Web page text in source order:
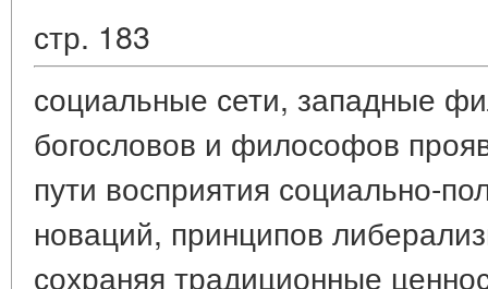
стр. 183
социальные сети, западные
богословов и философов
пути восприятия социально-
новаций, принципов
сохраняя традиционные